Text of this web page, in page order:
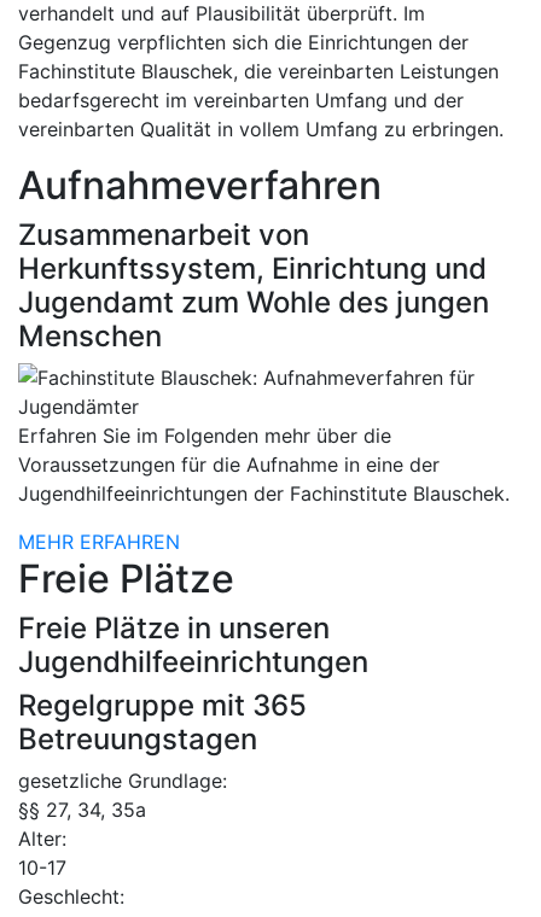
verhandelt und auf Plausibilität überprüft. Im
Gegenzug verpflichten sich die Einrichtungen der
Fachinstitute Blauschek, die vereinbarten Leistungen
bedarfsgerecht im vereinbarten Umfang und der
vereinbarten Qualität in vollem Umfang zu erbringen.
Aufnahmeverfahren
Zusammenarbeit von
Herkunftssystem, Einrichtung und
Jugendamt zum Wohle des jungen
Menschen
Erfahren Sie im Folgenden mehr über die
Voraussetzungen für die Aufnahme in eine der
Jugendhilfeeinrichtungen der Fachinstitute Blauschek.
MEHR ERFAHREN
Freie Plätze
Freie Plätze in unseren
Jugendhilfeeinrichtungen
Regelgruppe mit 365
Betreuungstagen
gesetzliche Grundlage:
§§ 27, 34, 35a
Alter:
10-17
Geschlecht: